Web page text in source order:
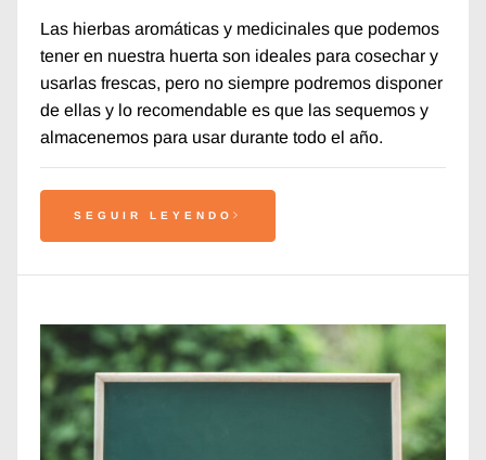
Las hierbas aromáticas y medicinales que podemos
tener en nuestra huerta son ideales para cosechar y
usarlas frescas, pero no siempre podremos disponer
de ellas y lo recomendable es que las sequemos y
almacenemos para usar durante todo el año.
SEGUIR LEYENDO